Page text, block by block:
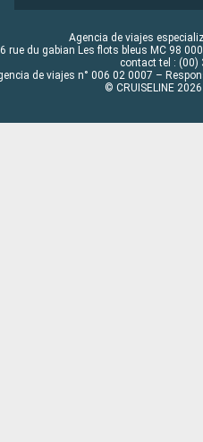
Agencia de viajes
rue du gabian Les flots bleus MC 98
contact tel : (00)
de viajes n° 006 02 0007 –
© CRUISELINE